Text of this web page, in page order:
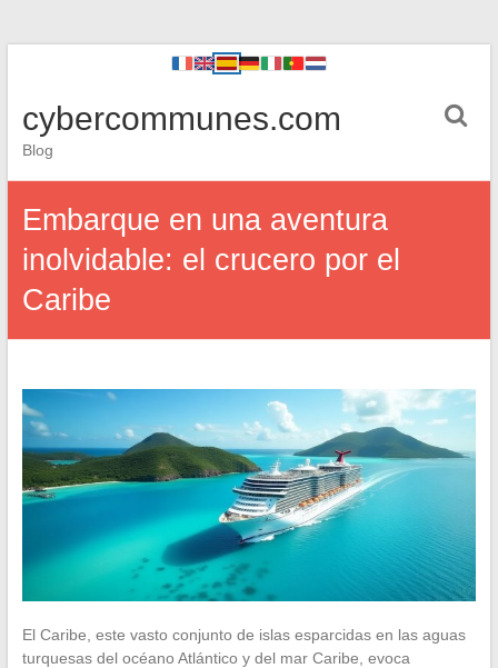
cybercommunes.com
Blog
Embarque en una aventura
inolvidable: el crucero por el
Caribe
El Caribe, este vasto conjunto de islas esparcidas en las aguas
turquesas del océano Atlántico y del mar Caribe, evoca